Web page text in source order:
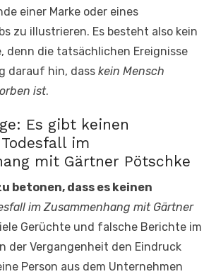
einer Marke oder eines
zu illustrieren. Es besteht also kein
denn die tatsächlichen Ereignisse
darauf hin, dass kein Mensch
ist.
Es gibt keinen
im
mit Gärtner Pötschke
betonen, dass es keinen
im Zusammenhang mit Gärtner
Gerüchte und falsche Berichte im
der Vergangenheit den Eindruck
Person aus dem Unternehmen